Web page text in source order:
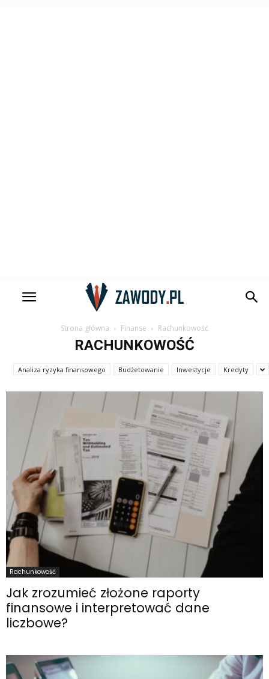
Strona główna Finanse Rachunkowość
RACHUNKOWOŚĆ
Analiza ryzyka finansowego Budżetowanie Inwestycje Kredyty
Rachunkowość
Jak zrozumieć złożone raporty
finansowe i interpretować dane
liczbowe?